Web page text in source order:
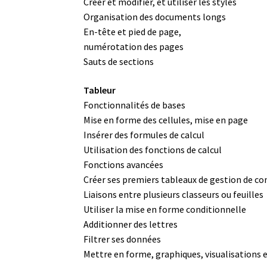
Organisation des documents longs
En-tête et pied de page,
numérotation des pages
Sauts de sections
Tableur
Fonctionnalités de bases
Mise en forme des cellules, mise en page
Insérer des formules de calcul
Utilisation des fonctions de calcul
Fonctions avancées
Créer ses premiers tableaux de gestion de
Liaisons entre plusieurs classeurs ou feuilles
Utiliser la mise en forme conditionnelle
Additionner des lettres
Filtrer ses données
Mettre en forme, graphiques, visualisations